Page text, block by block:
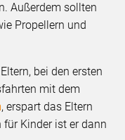
Außerdem sollten
Propellern und
bei den ersten
mit dem
, erspart das Eltern
Kinder ist er dann